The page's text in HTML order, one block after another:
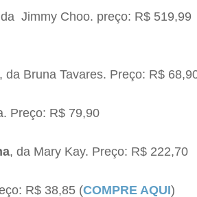
Jimmy Choo. preço: R$ 519,99
, da Bruna Tavares. Preço: R$
Preço: R$ 79,90
, da Mary Kay. Preço: R$ 222,70
R$ 38,85 (COMPRE AQUI)